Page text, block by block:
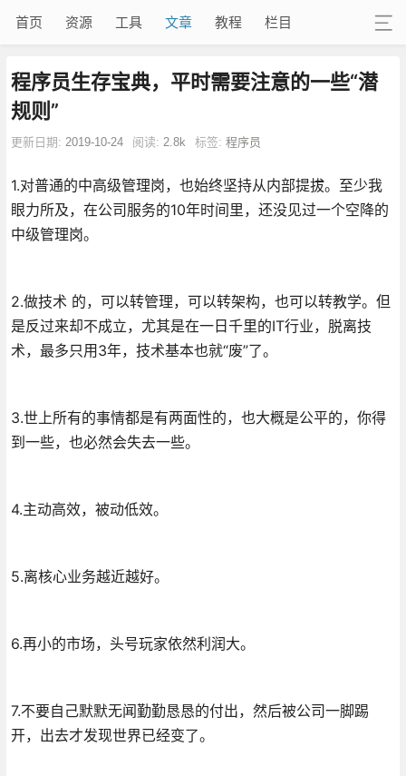
首页 资源 工具 文章 教程 栏目
程序员生存宝典，平时需要注意的一些“潜
规则”
更新日期: 2019-10-24 阅读: 2.8k 标签: 程序员
1.对普通的中高级管理岗，也始终坚持从内部提拔。至少我
眼力所及，在公司服务的10年时间里，还没见过一个空降的
中级管理岗。
2.做技术 的，可以转管理，可以转架构，也可以转教学。但
是反过来却不成立，尤其是在一日千里的IT行业，脱离技
术，最多只用3年，技术基本也就“废”了。
3.世上所有的事情都是有两面性的，也大概是公平的，你得
到一些，也必然会失去一些。
4.主动高效，被动低效。
5.离核心业务越近越好。
6.再小的市场，头号玩家依然利润大。
7.不要自己默默无闻勤勤恳恳的付出，然后被公司一脚踢
开，出去才发现世界已经变了。